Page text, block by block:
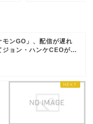
モンGO」、配信が遅れ
ジョン・ハンケCEOが...